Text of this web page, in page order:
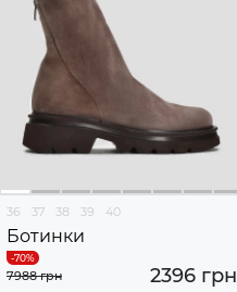
36 37 38 39 40
Ботинки
2396 грн
7988 грн